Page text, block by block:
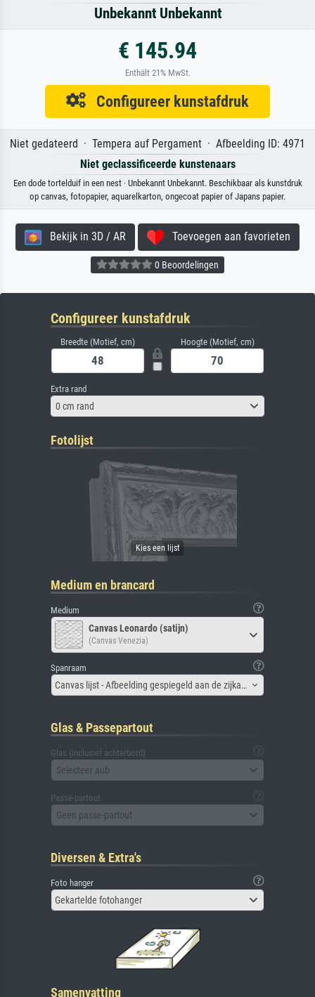
Unbekannt Unbekannt
€ 145.94
Enthält 21% MwSt.
Configureer kunstafdruk
Niet gedateerd · Tempera auf Pergament · Afbeelding ID: 4971
Niet geclassificeerde kunstenaars
Een dode tortelduif in een nest · Unbekannt Unbekannt. Beschikbaar als kunstdruk
op canvas, fotopapier, aquarelkarton, ongecoat papier of Japans papier.
Bekijk in 3D / AR Toevoegen aan favorieten
0 Beoordelingen
Configureer kunstafdruk
Breedte (Motief, cm) Hoogte (Motief, cm)
Extra rand
0 cm rand
Fotolijst
Medium en brancard
Medium
Canvas Leonardo (satijn)
(Canvas Venezia)
Spanraam
Canvas lijst - Afbeelding gespiegeld aan de zijkant
Glas & Passepartout
Glas (inclusief achterbord)
Selecteer aub
Passe-partout
Geen passe-partout
Diversen & Extra's
Foto hanger
Gekartelde fotohanger
Samenvatting